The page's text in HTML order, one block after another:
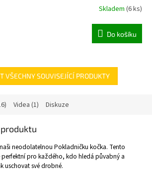
Skladem (6 ks)
Do košíku
VŠECHNY SOUVISEJÍCÍ PRODUKTY
Videa (1) Diskuze
neodolatelnou Pokladničku kočka. Tento
pro každého, kdo hledá půvabný a
uschovat své drobné.